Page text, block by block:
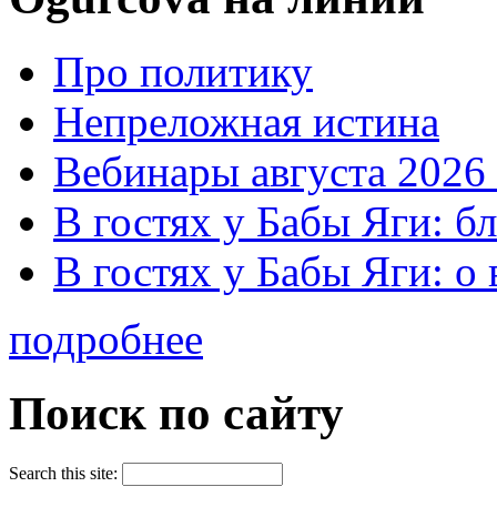
Про политику
Непреложная истина
Вебинары августа 2026
В гостях у Бабы Яги:
В гостях у Бабы Яги:
подробнее
Поиск по сайту
Search this site: